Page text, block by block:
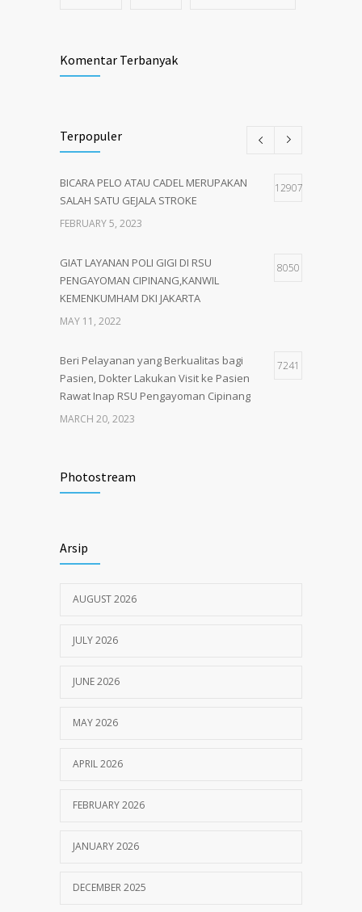
Komentar Terbanyak
Terpopuler
BICARA PELO ATAU CADEL MERUPAKAN
SALAH SATU GEJALA STROKE
12907
FEBRUARY 5, 2023
GIAT LAYANAN POLI GIGI DI RSU
PENGAYOMAN CIPINANG,KANWIL
KEMENKUMHAM DKI JAKARTA
8050
MAY 11, 2022
Beri Pelayanan yang Berkualitas bagi
Pasien, Dokter Lakukan Visit ke Pasien
Rawat Inap RSU Pengayoman Cipinang
7241
MARCH 20, 2023
RSU Pengayoman
Photostream
Arsip
AUGUST 2026
JULY 2026
JUNE 2026
MAY 2026
APRIL 2026
FEBRUARY 2026
JANUARY 2026
DECEMBER 2025